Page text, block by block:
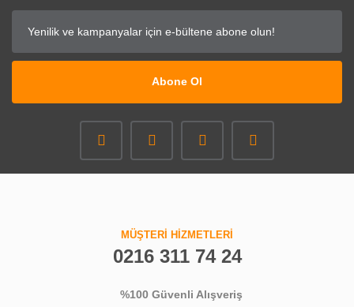
Abone Ol
MÜŞTERİ HİZMETLERİ
0216 311 74 24
%100 Güvenli Alışveriş